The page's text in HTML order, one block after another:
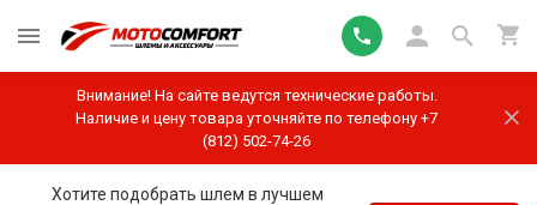
Внимание! На сайте ведутся технические работы.
Наличие и цену товара уточняйте по телефону +7
(812) 502-74-26
Хотите подобрать шлем в лучшем